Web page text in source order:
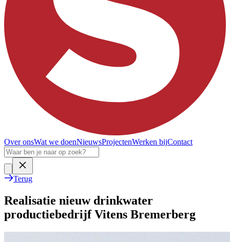
Over onsWat we doenNieuwsProjectenWerken bijContact
Terug
Realisatie nieuw drinkwater
productiebedrijf Vitens Bremerberg